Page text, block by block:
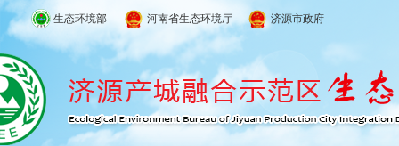
生态环境部 河南省生态环境厅 济源市政府